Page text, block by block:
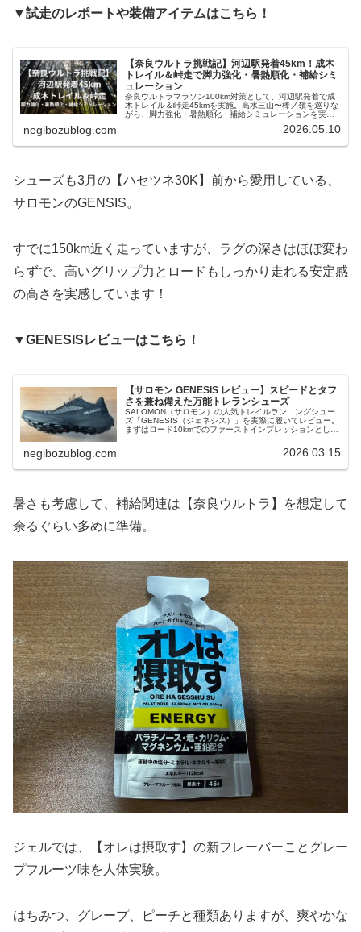
▼試走のレポートや装備アイテムはこちら！
【奈良ウルトラ挑戦記】河辺駅発着45km！成木
トレイル＆峠走で脚力強化・暑熱順化・補給シミ
ュレーション
奈良ウルトラマラソン100km対策として、河辺駅発着で成
木トレイル＆峠走45kmを実施。高水三山〜棒ノ嶺を巡りな
がら、脚力強化・暑熱順化・補給シミュレーションを実戦
ューも兼ねたロングトレーニングを詳しくまとめました。
negibozublog.com 2026.05.10
シューズも3月の【ハセツネ30K】前から愛用している、
サロモンのGENSIS。
すでに150km近く走っていますが、ラグの深さはほぼ変わ
らずで、高いグリップ力とロードもしっかり走れる安定感
の高さを実感しています！
▼GENESISレビューはこちら！
【サロモン GENESIS レビュー】スピードとタフ
さを兼ね備えた万能トレランシューズ
SALOMON（サロモン）の人気トレイルランニングシュー
ズ「GENESIS（ジェネシス）」を実際に履いてレビュー。
まずはロード10kmでのファーストインプレッションとし
negibozublog.com 2026.03.15
暑さも考慮して、補給関連は【奈良ウルトラ】を想定して
余るぐらい多めに準備。
ジェルでは、【オレは摂取す】の新フレーバーことグレー
プフルーツ味を人体実験。
はちみつ、グレープ、ピーチと種類ありますが、爽やかな